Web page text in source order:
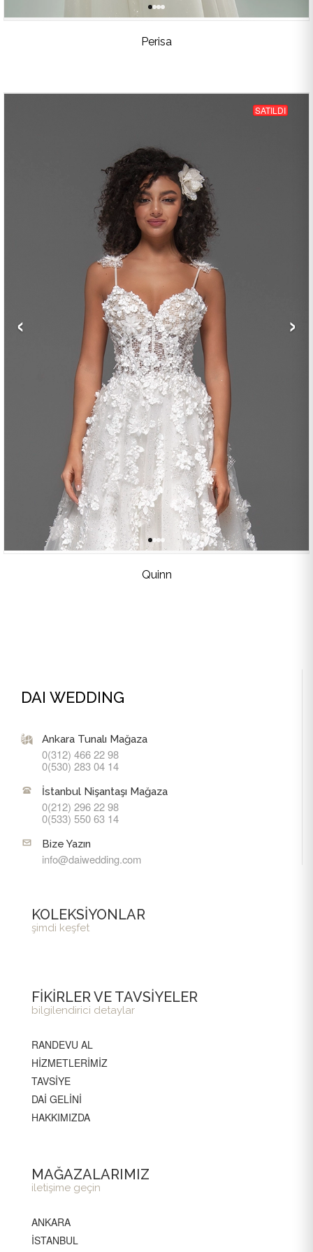
Perisa
SATILDI
‹ ›
Quinn
DAI WEDDING
Ankara Tunalı Mağaza
0(312) 466 22 98
0(530) 283 04 14
İstanbul Nişantaşı Mağaza
0(212) 296 22 98
0(533) 550 63 14
Bize Yazın
info@daiwedding.com
KOLEKSİYONLAR
şimdi keşfet
FİKİRLER VE TAVSİYELER
bilgilendirici detaylar
RANDEVU AL
HİZMETLERİMİZ
TAVSİYE
DAİ GELİNİ
HAKKIMIZDA
MAĞAZALARIMIZ
iletişime geçin
ANKARA
İSTANBUL